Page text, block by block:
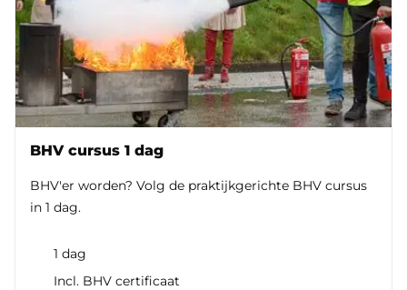
BHV cursus 1 dag
BHV'er worden? Volg de praktijkgerichte BHV cursus
in 1 dag.
1 dag
Incl. BHV certificaat